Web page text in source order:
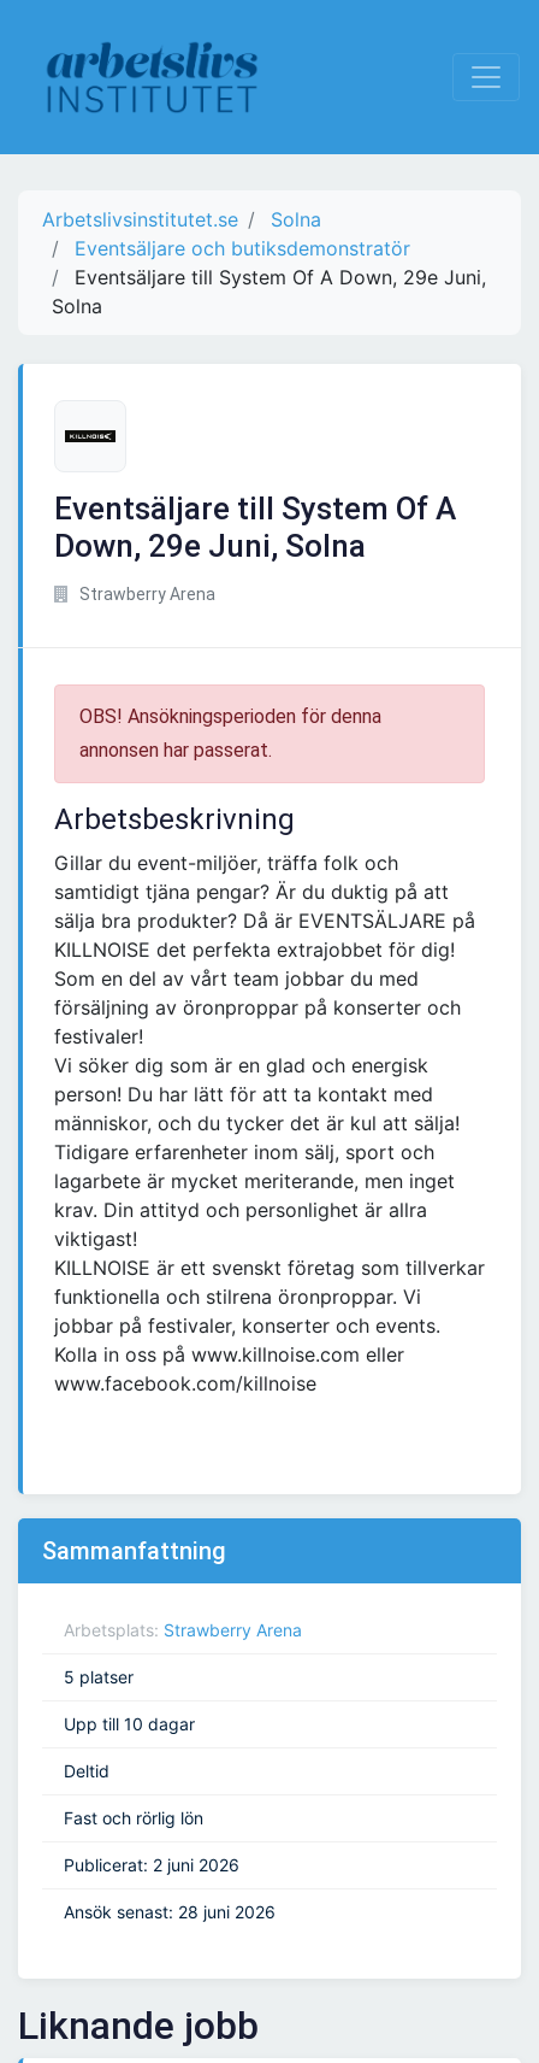
Arbetslivsinstitutet.se
Solna
Eventsäljare och butiksdemonstratör
Eventsäljare till System Of A Down, 29e Juni,
Solna
Eventsäljare till System Of A
Down, 29e Juni, Solna
Strawberry Arena
OBS! Ansökningsperioden för denna
annonsen har passerat.
Arbetsbeskrivning
Gillar du event-miljöer, träffa folk och
samtidigt tjäna pengar? Är du duktig på att
sälja bra produkter? Då är EVENTSÄLJARE på
KILLNOISE det perfekta extrajobbet för dig!
Som en del av vårt team jobbar du med
försäljning av öronproppar på konserter och
festivaler!
Vi söker dig som är en glad och energisk
person! Du har lätt för att ta kontakt med
människor, och du tycker det är kul att sälja!
Tidigare erfarenheter inom sälj, sport och
lagarbete är mycket meriterande, men inget
krav. Din attityd och personlighet är allra
viktigast!
KILLNOISE är ett svenskt företag som tillverkar
funktionella och stilrena öronproppar. Vi
jobbar på festivaler, konserter och events.
Kolla in oss på www.killnoise.com eller
www.facebook.com/killnoise
Sammanfattning
Arbetsplats: Strawberry Arena
5 platser
Upp till 10 dagar
Deltid
Fast och rörlig lön
Publicerat: 2 juni 2026
Ansök senast: 28 juni 2026
Liknande jobb